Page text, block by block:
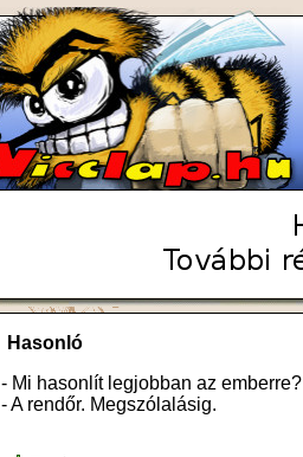
Hasonló
- Mi hasonlít legjobban az emberre?
- A rendőr. Megszólalásig.